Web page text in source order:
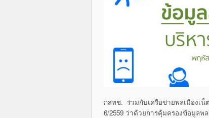
กสทช. ร่วมกับเครือข่ายพลเมืองเน็
6/2559 ว่าด้วยการคุ้มครองข้อมูลพ